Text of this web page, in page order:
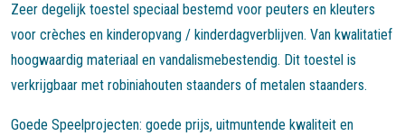
Zeer degelijk toestel speciaal bestemd voor peuters en kleuters
voor crèches en kinderopvang / kinderdagverblijven. Van kwalitatief
hoogwaardig materiaal en vandalismebestendig. Dit toestel is
verkrijgbaar met robiniahouten staanders of metalen staanders.
Goede Speelprojecten: goede prijs, uitmuntende kwaliteit en